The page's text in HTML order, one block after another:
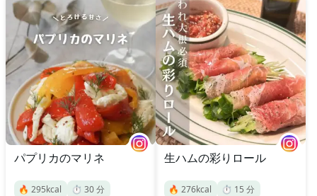
パプリカのマリネ
🔥 295kcal ⏱️ 30分
生ハムの彩りロール
🔥 276kcal ⏱️ 15 分